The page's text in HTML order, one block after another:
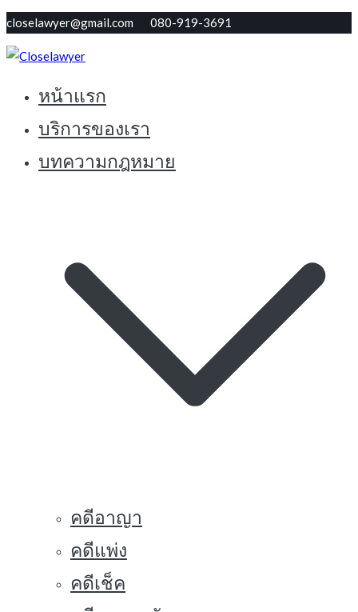
Skip
to
content
closelawyer@gmail.com 080-919-3691
Closelawyer
ทนายใกล้ตัว รับปรึกษากฏหมายฟรี
หน้าแรก
บริการของเรา
บทความกฎหมาย
คดีอาญา
คดีแพ่ง
คดีเช็ค